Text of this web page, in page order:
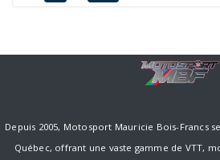
Depuis 2005, Motosport Mauricie Bois-Francs
Québec, offrant une vaste gamme de VTT,